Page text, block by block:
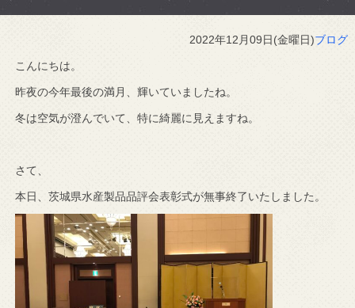
2022年12月09日(金曜日)ブログ
こんにちは。
昨夜の今年最後の満月、輝いていましたね。
冬は空気が澄んでいて、特に綺麗に見えますね。
さて、
本日、茨城県水産製品品評会表彰式が無事終了いたしました。